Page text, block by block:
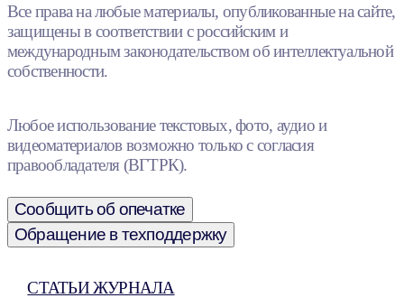
Все права на любые материалы, опубликованные на сайте,
защищены в соответствии с российским и
международным законодательством об интеллектуальной
собственности.
Любое использование текстовых, фото, аудио и
видеоматериалов возможно только с согласия
правообладателя (ВГТРК).
Сообщить об опечатке
Обращение в техподдержку
СТАТЬИ ЖУРНАЛА